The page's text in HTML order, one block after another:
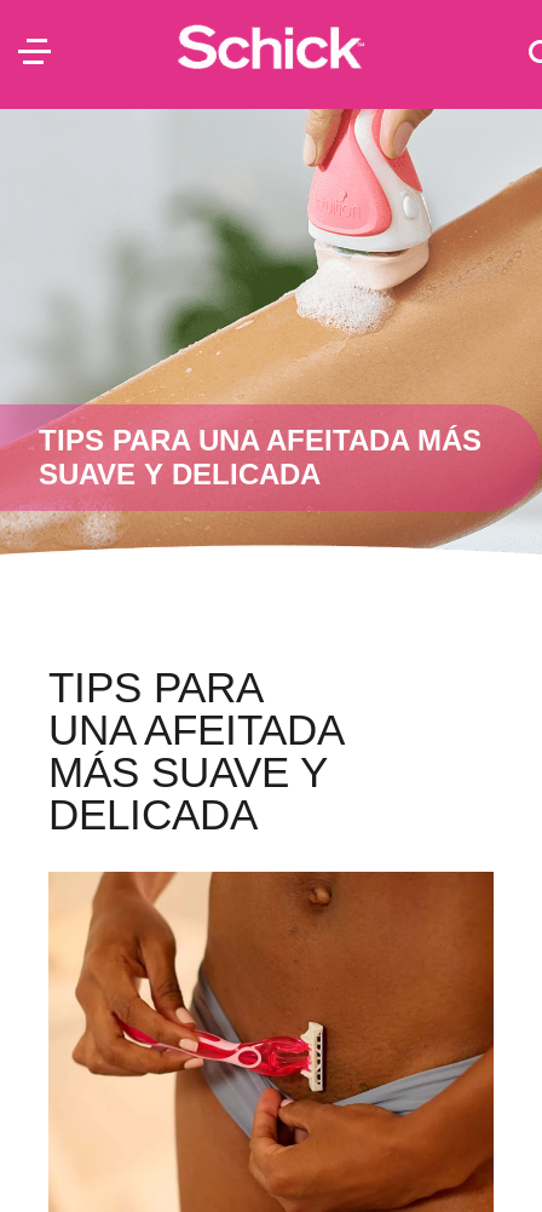
TIPS PARA UNA AFEITADA MÁS
SUAVE Y DELICADA
TIPS PARA
UNA AFEITADA
MÁS SUAVE Y
DELICADA